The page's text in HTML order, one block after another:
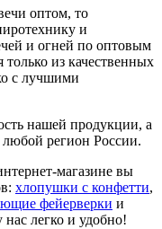
оптом, то
и
и огней по оптовым
из качественных
с лучшими
нашей продукции, а
регион России.
магазине вы
хлопушки с конфетти,
фейерверки и
нас легко и удобно!